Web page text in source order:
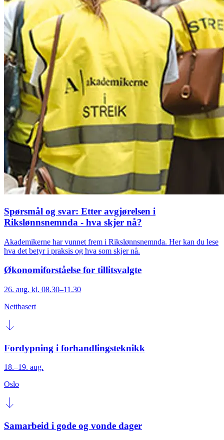
Spørsmål og svar: Etter avgjørelsen i
Rikslønnsnemnda - hva skjer nå?
Akademikerne har vunnet frem i Rikslønnsnemnda. Her kan du lese
hva det betyr i praksis og hva som skjer nå.
Økonomiforståelse for tillitsvalgte
26. aug. kl. 08.30–11.30
Nettbasert
Fordypning i forhandlingsteknikk
18.–19. aug.
Oslo
Samarbeid i gode og vonde dager